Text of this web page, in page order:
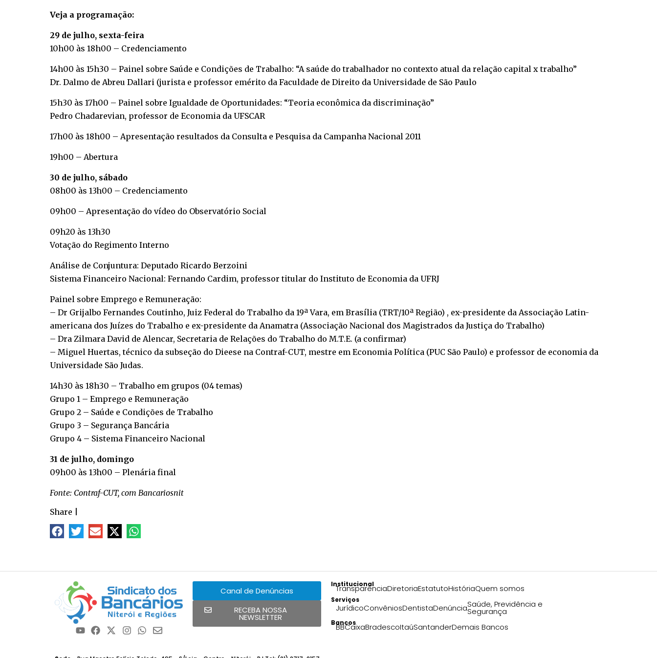
Veja a programação:
29 de julho, sexta-feira
10h00 às 18h00 – Credenciamento
14h00 às 15h30 – Painel sobre Saúde e Condições de Trabalho: “A saúde do trabalhador no contexto atual da relação capital x trabalho”
Dr. Dalmo de Abreu Dallari (jurista e professor emérito da Faculdade de Direito da Universidade de São Paulo
15h30 às 17h00 – Painel sobre Igualdade de Oportunidades: “Teoria econômica da discriminação”
Pedro Chadarevian, professor de Economia da UFSCAR
17h00 às 18h00 – Apresentação resultados da Consulta e Pesquisa da Campanha Nacional 2011
19h00 – Abertura
30 de julho, sábado
08h00 às 13h00 – Credenciamento
09h00 – Apresentação do vídeo do Observatório Social
09h20 às 13h30
Votação do Regimento Interno
Análise de Conjuntura: Deputado Ricardo Berzoini
Sistema Financeiro Nacional: Fernando Cardim, professor titular do Instituto de Economia da UFRJ
Painel sobre Emprego e Remuneração:
– Dr Grijalbo Fernandes Coutinho, Juiz Federal do Trabalho da 19ª Vara, em Brasília (TRT/10ª Região) , ex-presidente da Associação Latin-
americana dos Juízes do Trabalho e ex-presidente da Anamatra (Associação Nacional dos Magistrados da Justiça do Trabalho)
– Dra Zilmara David de Alencar, Secretaria de Relações do Trabalho do M.T.E. (a confirmar)
– Miguel Huertas, técnico da subseção do Dieese na Contraf-CUT, mestre em Economia Política (PUC São Paulo) e professor de economia da
Universidade São Judas.
14h30 às 18h30 – Trabalho em grupos (04 temas)
Grupo 1 – Emprego e Remuneração
Grupo 2 – Saúde e Condições de Trabalho
Grupo 3 – Segurança Bancária
Grupo 4 – Sistema Financeiro Nacional
31 de julho, domingo
09h00 às 13h00 – Plenária final
Fonte: Contraf-CUT, com Bancariosnit
Share
Canal de Denúncias
RECEBA NOSSA
NEWSLETTER
Institucional
TransparênciaDiretoriaEstatutoHistóriaQuem somos
Serviços
JurídicoConvêniosDentistaDenúnciaSaúde, Previdência e
Segurança
Bancos
BBCaixaBradescoItaúSantanderDemais Bancos